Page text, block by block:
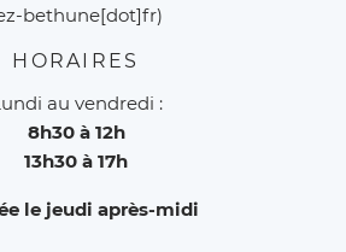
bethune[dot]fr)
HORAIRES
au vendredi :
8h30 à 12h
13h30 à 17h
le jeudi après-midi